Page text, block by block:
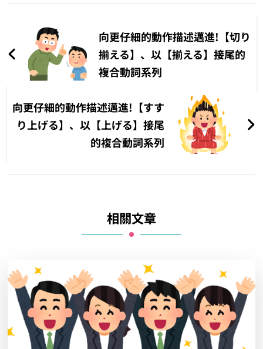
導
向更仔細的動作描述邁進!【切り
揃える】、以【揃える】接尾的
複合動詞系列
向更仔細的動作描述邁進!【すす
り上げる】、以【上げる】接尾
的複合動詞系列
相關文章